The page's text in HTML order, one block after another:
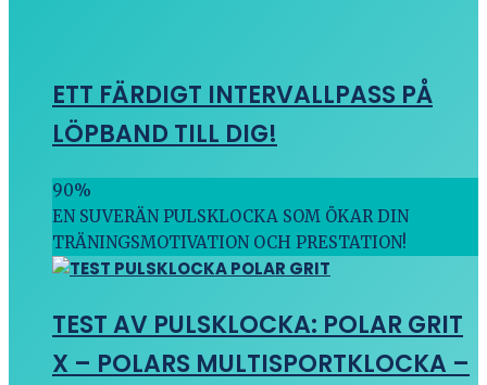
ETT FÄRDIGT INTERVALLPASS PÅ
LÖPBAND TILL DIG!
90%
EN SUVERÄN PULSKLOCKA SOM ÖKAR DIN
TRÄNINGSMOTIVATION OCH PRESTATION!
TEST AV PULSKLOCKA: POLAR GRIT
X – POLARS MULTISPORTKLOCKA –